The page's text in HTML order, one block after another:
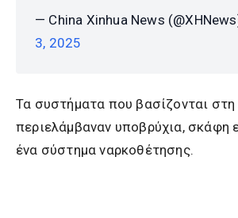
— China Xinhua News
3, 2025
Τα συστήματα που βασίζονται
περιελάμβαναν υποβρύχια, σκάφη
ένα σύστημα ναρκοθέτησης.